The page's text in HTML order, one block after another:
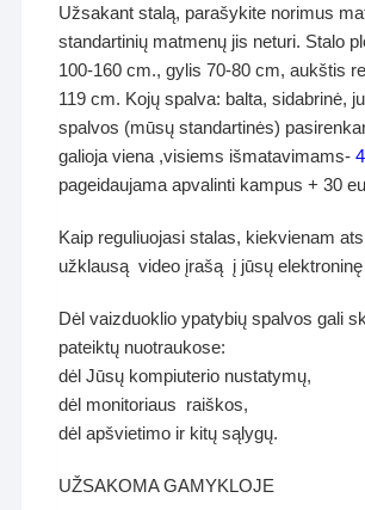
Užsakant stalą, parašykite norimus
standartinių matmenų jis neturi. Stalo
100-160 cm., gylis 70-80 cm, aukštis
119 cm. Kojų spalva: balta, sidabrinė,
spalvos (mūsų standartinės)
galioja viena ,visiems išmatavimams-
pageidaujama apvalinti kampus + 30
Kaip reguliuojasi stalas, kiekvienam
užklausą video įrašą į jūsų
Dėl vaizduoklio ypatybių spalvos gali
pateiktų nuotraukose:
dėl Jūsų kompiuterio nustatymų,
dėl monitoriaus raiškos,
dėl apšvietimo ir kitų sąlygų.
UŽSAKOMA GAMYKLOJE